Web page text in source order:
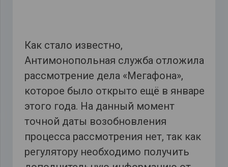
Как стало известно,
Антимонопольная служба отложила
рассмотрение дела «Мегафона»,
которое было открыто ещё в январе
этого года. На данный момент
точной даты возобновления
процесса рассмотрения нет, так как
регулятору необходимо получить